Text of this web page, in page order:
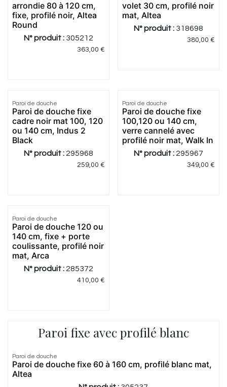
arrondie 80 à 120 cm,
fixe, profilé noir, Altea
Round
N° produit : 305212
363,00 €
volet 30 cm, profilé noir
mat, Altea
N° produit : 318698
380,00 €
Meilleur
prix
Paroi de douche
Paroi de douche fixe
cadre noir mat 100, 120
ou 140 cm, Indus 2
Black
N° produit : 295968
259,00 €
Meilleur
prix
Paroi de douche
Paroi de douche fixe
100,120 ou 140 cm,
verre cannelé avec
profilé noir mat, Walk In
N° produit : 295967
349,00 €
Paroi de douche
Paroi de douche 120 ou
140 cm, fixe + porte
coulissante, profilé noir
mat, Arca
N° produit : 285372
410,00 €
Paroi fixe avec profilé blanc
Paroi de douche
Paroi de douche fixe 60 à 160 cm, profilé blanc mat,
Altea